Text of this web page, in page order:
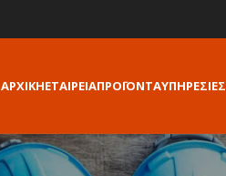
ΑΡΧΙΚΗΕΤΑΙΡΕΙΑΠΡΟΪΟΝΤΑΥΠΗΡΕΣΙΕΣ